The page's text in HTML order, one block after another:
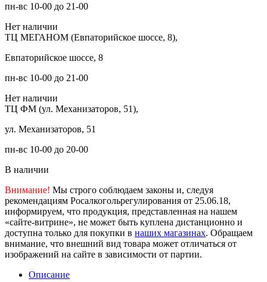
пн-вс 10-00 до 21-00
Нет наличии
ТЦ МЕГАНОМ (Евпаторийское шоссе, 8),
Евпаторийское шоссе, 8
пн-вс 10-00 до 21-00
Нет наличии
ТЦ ФМ (ул. Механизаторов, 51),
ул. Механизаторов, 51
пн-вс 10-00 до 20-00
В наличии
Внимание! Мы строго соблюдаем законы и, следуя
рекомендациям Росалкогольрегулирования от 25.06.18,
информируем, что продукция, представленная на нашем
«сайте-витрине», не может быть куплена дистанционно и
доступна только для покупки в наших магазинах. Обращаем
внимание, что внешний вид товара может отличаться от
изображений на сайте в зависимости от партии.
Описание